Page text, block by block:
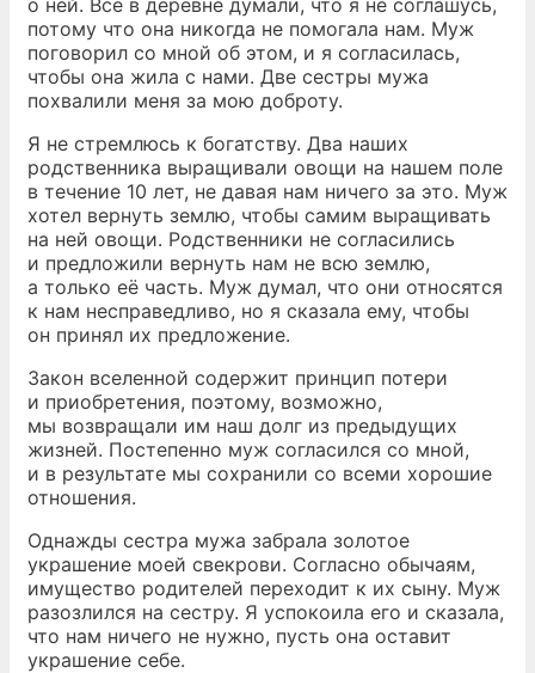
о ней. Все в деревне думали, что я не соглашусь,
потому что она никогда не помогала нам. Муж
поговорил со мной об этом, и я согласилась,
чтобы она жила с нами. Две сестры мужа
похвалили меня за мою доброту.
Я не стремлюсь к богатству. Два наших
родственника выращивали овощи на нашем поле
в течение 10 лет, не давая нам ничего за это. Муж
хотел вернуть землю, чтобы самим выращивать
на ней овощи. Родственники не согласились
и предложили вернуть нам не всю землю,
а только её часть. Муж думал, что они относятся
к нам несправедливо, но я сказала ему, чтобы
он принял их предложение.
Закон вселенной содержит принцип потери
и приобретения, поэтому, возможно,
мы возвращали им наш долг из предыдущих
жизней. Постепенно муж согласился со мной,
и в результате мы сохранили со всеми хорошие
отношения.
Однажды сестра мужа забрала золотое
украшение моей свекрови. Согласно обычаям,
имущество родителей переходит к их сыну. Муж
разозлился на сестру. Я успокоила его и сказала,
что нам ничего не нужно, пусть она оставит
украшение себе.